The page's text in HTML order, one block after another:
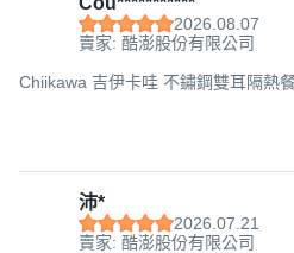
2026.08.07
賣家: 酷澎股份有限公司
Chiikawa 吉伊卡哇 不鏽鋼雙耳隔熱
沛*
2026.07.21
賣家: 酷澎股份有限公司